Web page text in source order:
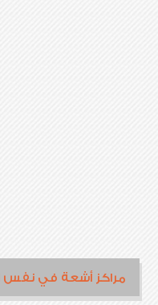
مراكز أشعة في نفس